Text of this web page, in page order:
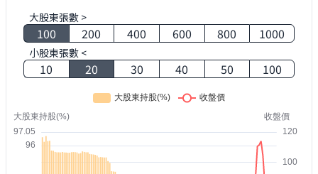
大股東張數 >
100 200 400 600 800 1000
小股東張數 <
10 20 30 40 50 100